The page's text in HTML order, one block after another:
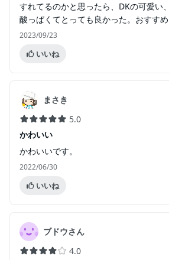
すれてるのかと思ったら、DKの可愛い
酸っぱくてとっても良かった。おすすめ
2023/09/23
いいね
まさき
5.0
かわいい
かわいいです。
2022/06/30
いいね
ブドウさん
4.0